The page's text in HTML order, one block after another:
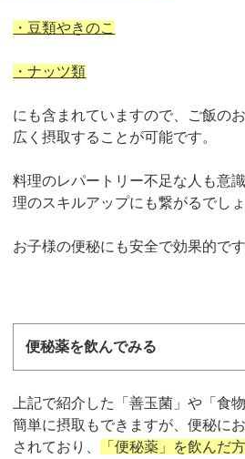
・豆類やきのこ
・ナッツ類
にも含まれていますので、ご飯の
広く摂取することが可能です。
料理のレパートリー不足な人も意
理のスキルアップにも繋がるでしょ
お子様の便秘にも安全で効果的です
便秘薬を飲んでみる
上記で紹介した「善玉菌」や「食
簡単に摂取もできますが、便秘に
されており、
「便秘薬」を飲んだ